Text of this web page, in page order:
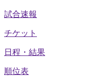
試合速報
チケット
日程・結果
順位表